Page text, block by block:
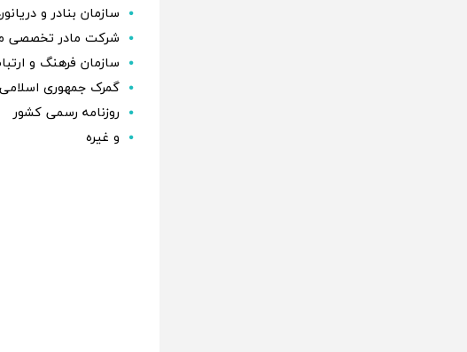
سازمان بنادر و
شرکت مادر تخصصی
سازمان فرهنگ و
گمرک جمهوری اسلامی
روزنامه رسمی کشور
و غیره